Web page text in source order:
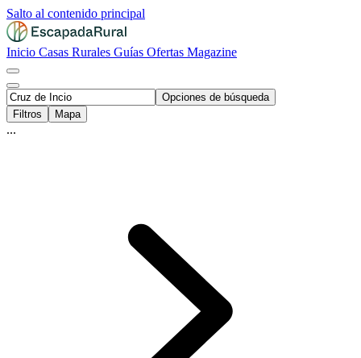
Salto al contenido principal
Inicio Casas Rurales Guías Ofertas Magazine
Opciones de búsqueda
Filtros
Mapa
...